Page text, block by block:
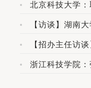
北京科技大学
【访谈】湖南大
【招办主任访
浙江科技学院